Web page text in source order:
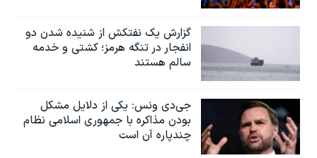
گزارش یک نفتکش از شنیده شدن دو
انفجار در تنگه هرمز؛ کشتی و خدمه
سالم هستند
جی‌دی ونس: یکی از دلایل مشکل
بودن مذاکره با جمهوری اسلامی نظام
چندپاره آن است